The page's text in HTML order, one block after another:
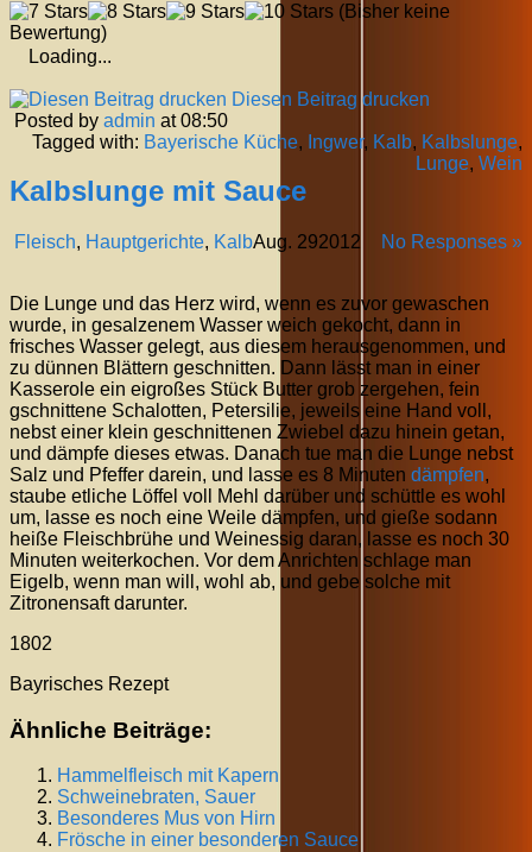
(Bisher keine
Bewertung)
Loading...
Diesen Beitrag drucken
Posted by admin at 08:50
Tagged with: Bayerische Küche, Ingwer, Kalb, Kalbslunge,
Lunge, Wein
Kalbslunge mit Sauce
Fleisch, Hauptgerichte, Kalb No Responses »
Aug. 292012
Die Lunge und das Herz wird, wenn es zuvor gewaschen
wurde, in gesalzenem Wasser weich gekocht, dann in
frisches Wasser gelegt, aus diesem herausgenommen, und
zu dünnen Blättern geschnitten. Dann lässt man in einer
Kasserole ein eigroßes Stück Butter grob zergehen, fein
gschnittene Schalotten, Petersilie, jeweils eine Hand voll,
nebst einer klein geschnittenen Zwiebel dazu hinein getan,
und dämpfe dieses etwas. Danach tue man die Lunge nebst
Salz und Pfeffer darein, und lasse es 8 Minuten dämpfen,
staube etliche Löffel voll Mehl darüber und schüttle es wohl
um, lasse es noch eine Weile dämpfen, und gieße sodann
heiße Fleischbrühe und Weinessig daran, lasse es noch 30
Minuten weiterkochen. Vor dem Anrichten schlage man
Eigelb, wenn man will, wohl ab, und gebe solche mit
Zitronensaft darunter.
1802
Bayrisches Rezept
Ähnliche Beiträge:
Hammelfleisch mit Kapern
Schweinebraten, Sauer
Besonderes Mus von Hirn
Frösche in einer besonderen Sauce